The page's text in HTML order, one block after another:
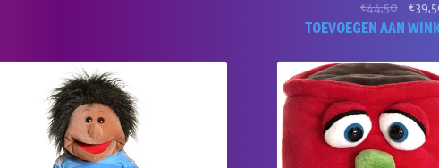
€44,50
prijs
€
TOEVOEGEN AAN